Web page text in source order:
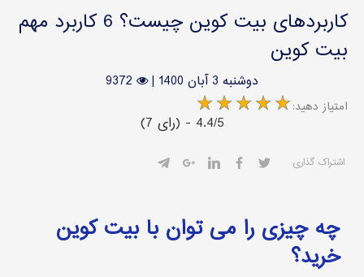
کاربردهای بیت کوین چیست؟ 6 کاربرد مهم
بیت کوین
دوشنبه 3 آبان 1400 |
9372
:امتیاز دهید
(7 رای) - 4.4/5
اشتراک گذاری
چه چیزی را می توان با بیت کوین
خرید؟